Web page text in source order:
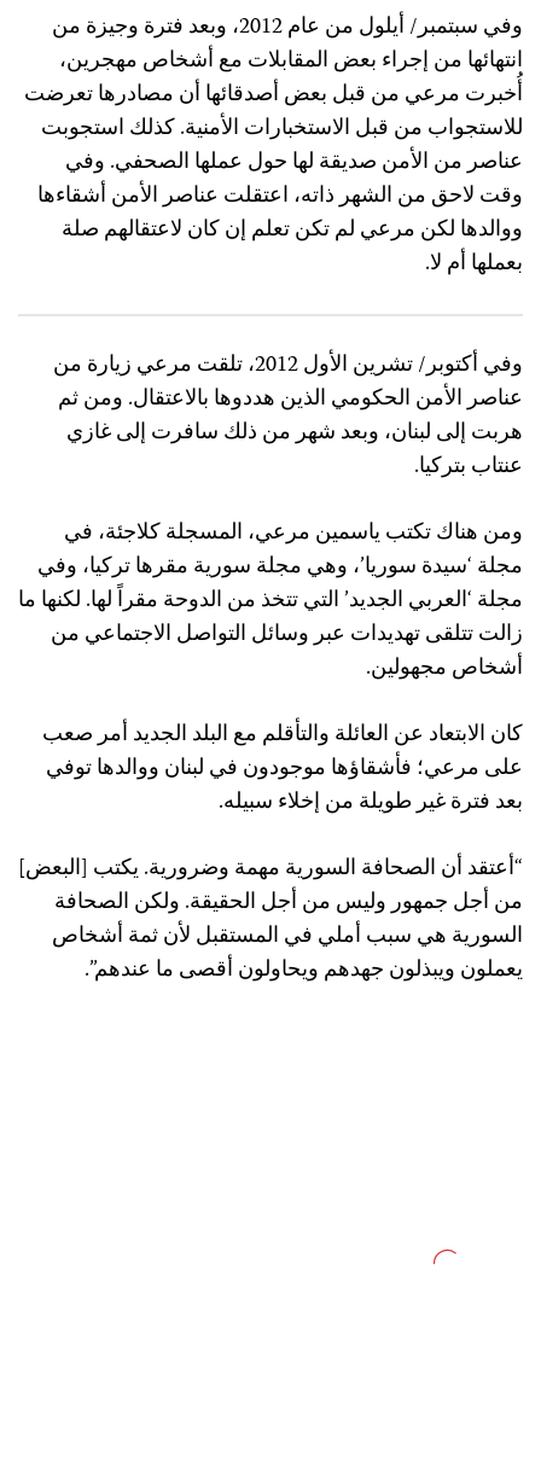
وفي سبتمبر/ أيلول من عام 2012، وبعد فترة وجيزة من
انتهائها من إجراء بعض المقابلات مع أشخاص مهجرين،
أُخبرت مرعي من قبل بعض أصدقائها أن مصادرها تعرضت
للاستجواب من قبل الاستخبارات الأمنية. كذلك استجوبت
عناصر من الأمن صديقة لها حول عملها الصحفي. وفي
وقت لاحق من الشهر ذاته، اعتقلت عناصر الأمن أشقاءها
ووالدها لكن مرعي لم تكن تعلم إن كان لاعتقالهم صلة
بعملها أم لا.
وفي أكتوبر/ تشرين الأول 2012، تلقت مرعي زيارة من
عناصر الأمن الحكومي الذين هددوها بالاعتقال. ومن ثم
هربت إلى لبنان، وبعد شهر من ذلك سافرت إلى غازي
عنتاب بتركيا.
ومن هناك تكتب ياسمين مرعي، المسجلة كلاجئة، في
مجلة ‘سيدة سوريا’، وهي مجلة سورية مقرها تركيا، وفي
مجلة ‘العربي الجديد’ التي تتخذ من الدوحة مقراً لها. لكنها ما
زالت تتلقى تهديدات عبر وسائل التواصل الاجتماعي من
أشخاص مجهولين.
كان الابتعاد عن العائلة والتأقلم مع البلد الجديد أمر صعب
على مرعي؛ فأشقاؤها موجودون في لبنان ووالدها توفي
بعد فترة غير طويلة من إخلاء سبيله.
“أعتقد أن الصحافة السورية مهمة وضرورية. يكتب [البعض]
من أجل جمهور وليس من أجل الحقيقة. ولكن الصحافة
السورية هي سبب أملي في المستقبل لأن ثمة أشخاص
يعملون ويبذلون جهدهم ويحاولون أقصى ما عندهم”.